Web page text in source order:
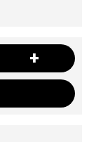
+